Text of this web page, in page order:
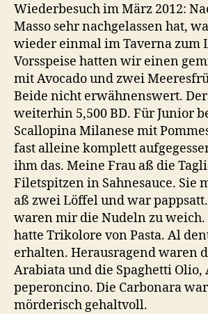
Wiederbesuch im März 2012:
Masso sehr nachgelassen hat,
wieder einmal im Taverna zum
Vorsspeise hatten wir einen
mit Avocado und zwei
Beide nicht erwähnenswert.
weiterhin 5,500 BD. Für Junior
Scallopina Milanese mit
fast alleine komplett
ihm das. Meine Frau aß die
Filetspitzen in Sahnesauce. Sie
aß zwei Löffel und war
waren mir die Nudeln zu weich.
hatte Trikolore von Pasta. Al
erhalten. Herausragend waren
Arabiata und die Spaghetti Olio,
peperoncino. Die Carbonara
mörderisch gehaltvoll.